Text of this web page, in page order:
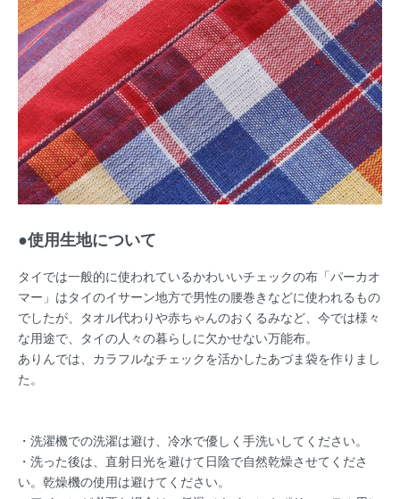
●使用生地について
タイでは一般的に使われているかわいいチェックの布「パーカオ
マー」はタイのイサーン地方で男性の腰巻きなどに使われるもの
でしたが、タオル代わりや赤ちゃんのおくるみなど、今では様々
な用途で、タイの人々の暮らしに欠かせない万能布。
ありんでは、カラフルなチェックを活かしたあづま袋を作りまし
た。
・洗濯機での洗濯は避け、冷水で優しく手洗いしてください。
・洗った後は、直射日光を避けて日陰で自然乾燥させてくださ
い。乾燥機の使用は避けてください。